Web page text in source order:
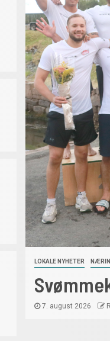
LOKALE NYHETER
7. august 2026